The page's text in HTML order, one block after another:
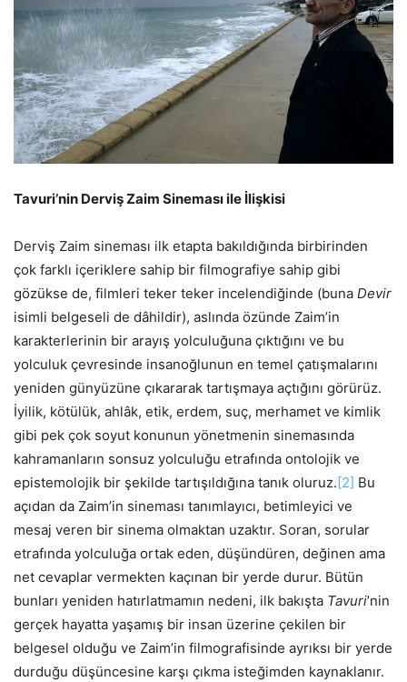
Tavuri’nin Derviş Zaim Sineması ile İlişkisi
Derviş Zaim sineması ilk etapta bakıldığında birbirinden
çok farklı içeriklere sahip bir filmografiye sahip gibi
gözükse de, filmleri teker teker incelendiğinde (buna Devir
isimli belgeseli de dâhildir), aslında özünde Zaim’in
karakterlerinin bir arayış yolculuğuna çıktığını ve bu
yolculuk çevresinde insanoğlunun en temel çatışmalarını
yeniden günyüzüne çıkararak tartışmaya açtığını görürüz.
İyilik, kötülük, ahlâk, etik, erdem, suç, merhamet ve kimlik
gibi pek çok soyut konunun yönetmenin sinemasında
kahramanların sonsuz yolculuğu etrafında ontolojik ve
epistemolojik bir şekilde tartışıldığına tanık oluruz. [2] Bu
açıdan da Zaim’in sineması tanımlayıcı, betimleyici ve
mesaj veren bir sinema olmaktan uzaktır. Soran, sorular
etrafında yolculuğa ortak eden, düşündüren, değinen ama
net cevaplar vermekten kaçınan bir yerde durur. Bütün
bunları yeniden hatırlatmamın nedeni, ilk bakışta Tavuri’nin
gerçek hayatta yaşamış bir insan üzerine çekilen bir
belgesel olduğu ve Zaim’in filmografisinde ayrıksı bir yerde
durduğu düşüncesine karşı çıkma isteğimden kaynaklanır.